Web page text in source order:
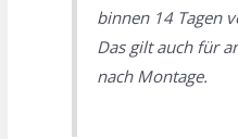
binnen 14 Tagen
Das gilt auch für
nach Montage.